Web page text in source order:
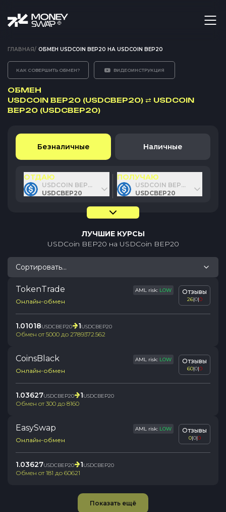
ГЛАВНАЯ/ ОБМЕН USDCOIN BEP20 НА USDCOIN BEP20
КАК СОВЕРШИТЬ ОБМЕН? ВИДЕОИНСТРУКЦИЯ
ОБМЕН
USDCOIN BEP20 (USDCBEP20) ⇄ USDCOIN
BEP20 (USDCBEP20)
Безналичные Наличные
ОТДАЮ
USDCOIN BEP20
USDCBEP20
ПОЛУЧАЮ
USDCOIN BEP20
USDCBEP20
ЛУЧШИЕ КУРСЫ
USDCoin BEP20 на USDCoin BEP20
Сортировать...
TokenTrade AML risk: LOW
Онлайн-обмен
Отзывы
26|0|0
1.01018USDCBEP20 1USDCBEP20
Обмен от5000 до 2789372.562
CoinsBlack AML risk: LOW
Онлайн-обмен
Отзывы
60|0|0
1.03627USDCBEP20 1USDCBEP20
Обмен от300 до 8160
EasySwap AML risk: LOW
Онлайн-обмен
Отзывы
0|0|0
1.03627USDCBEP20 1USDCBEP20
Обмен от181 до 60621
Показать ещё